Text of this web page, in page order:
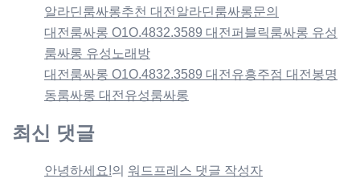
알라딘룸싸롱추천 대전알라딘룸싸롱문의
대전룸싸롱 O1O.4832.3589 대전퍼블릭룸싸롱 유성
룸싸롱 유성노래방
대전룸싸롱 O1O.4832.3589 대전유흥주점 대전봉명
동룸싸롱 대전유성룸싸롱
최신 댓글
안녕하세요!의 워드프레스 댓글 작성자